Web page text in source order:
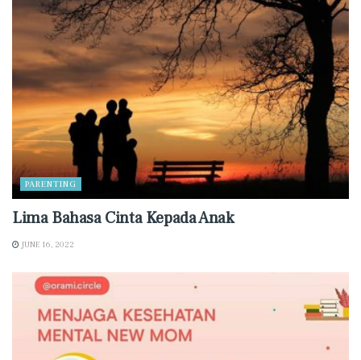
PARENTING
Lima Bahasa Cinta Kepada Anak
JUNE 16, 2022